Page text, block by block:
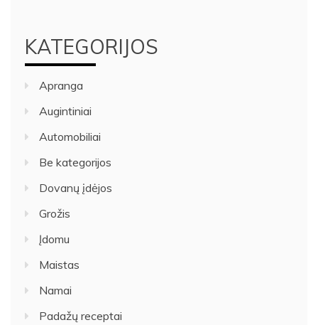
KATEGORIJOS
Apranga
Augintiniai
Automobiliai
Be kategorijos
Dovanų įdėjos
Grožis
Įdomu
Maistas
Namai
Padažų receptai